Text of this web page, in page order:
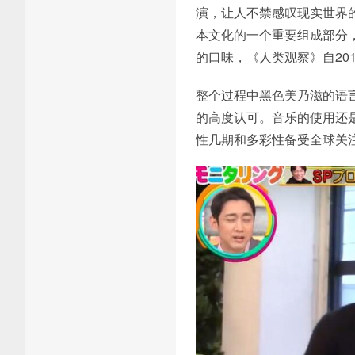
演，让人不禁感叹现实世界
本文化的一个重要组成部分
的口味，《人类观察》自
整个过程中黑色美乃滋的语
的高度认可。音乐的使用
性几期和多彩性备受全球关